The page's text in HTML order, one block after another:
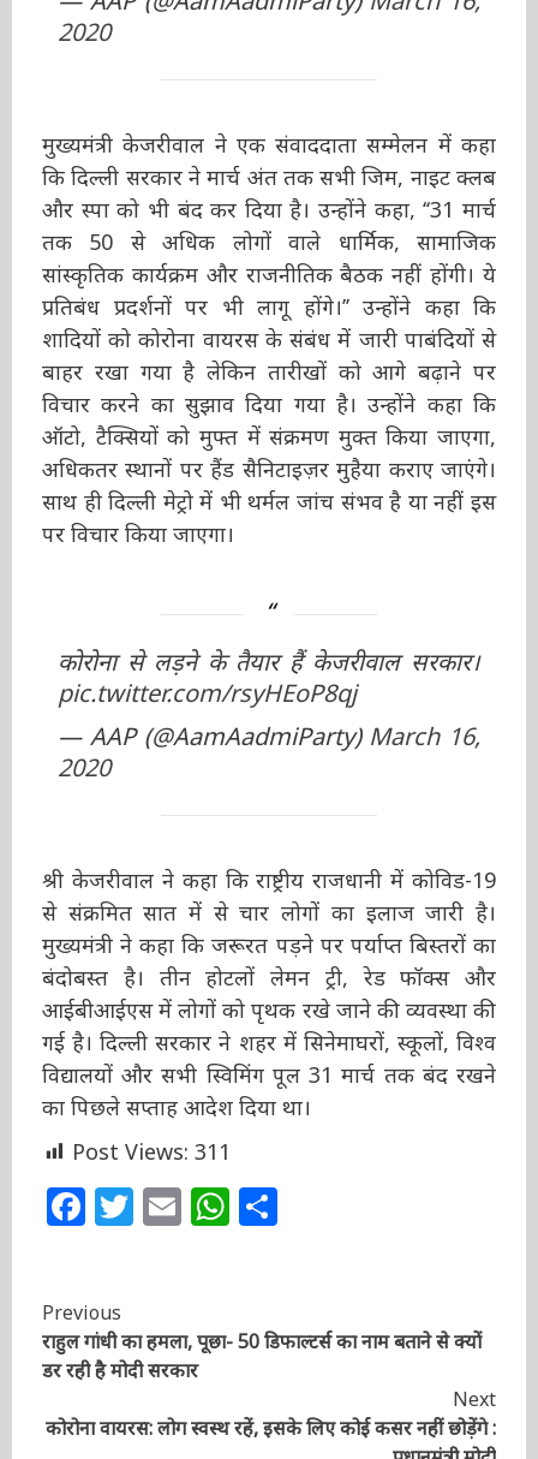
— AAP (@AamAadmiParty)March
16, 2020
मुख्यमंत्री केजरीवाल ने एक संवाददाता सम्मेलन में कहा
कि दिल्ली सरकार ने मार्च अंत तक सभी जिम, नाइट
क्लब और स्पा को भी बंद कर दिया है। उन्होंने कहा,
‘‘31 मार्च तक 50 से अधिक लोगों वाले धार्मिक,
सामाजिक सांस्कृतिक कार्यक्रम और राजनीतिक बैठक
नहीं होंगी। ये प्रतिबंध प्रदर्शनों पर भी लागू होंगे।’’ उन्होंने
कहा कि शादियों को कोरोना वायरस के संबंध में जारी
पाबंदियों से बाहर रखा गया है लेकिन तारीखों को आगे
बढ़ाने पर विचार करने का सुझाव दिया गया है। उन्होंने
कहा कि ऑटो, टैक्सियों को मुफ्त में संक्रमण मुक्त किया
जाएगा, अधिकतर स्थानों पर हैंड सैनिटाइज़र मुहैया
कराए जाएंगे। साथ ही दिल्ली मेट्रो में भी थर्मल जांच
संभव है या नहीं इस पर विचार किया जाएगा।
कोरोना से लड़ने के तैयार हैं केजरीवाल सरकार।
pic.twitter.com/rsyHEoP8qj
— AAP (@AamAadmiParty)March
16, 2020
श्री केजरीवाल ने कहा कि राष्ट्रीय राजधानी में कोविड-19
से संक्रमित सात में से चार लोगों का इलाज जारी है।
मुख्यमंत्री ने कहा कि जरूरत पड़ने पर पर्याप्त बिस्तरों
का बंदोबस्त है। तीन होटलों लेमन ट्री, रेड फॉक्स और
आईबीआईएस में लोगों को पृथक रखे जाने की व्यवस्था
की गई है। दिल्ली सरकार ने शहर में सिनेमाघरों, स्कूलों,
विश्व विद्यालयों और सभी स्विमिंग पूल 31 मार्च तक बंद
रखने का पिछले सप्ताह आदेश दिया था।
Post Views: 311
Facebook
Twitter
EmailWhatsApp
Continue
Reading
Previous
राहुल गांधी का हमला, पूछा- 50 डिफाल्टर्स का नाम बताने से
क्यों डर रही है मोदी सरकार
Next
कोरोना वायरस: लोग स्वस्थ रहें, इसके लिए कोई कसर नहीं